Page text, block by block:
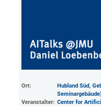
Ort:
Hubland Süd,
Veranstalter: Center for